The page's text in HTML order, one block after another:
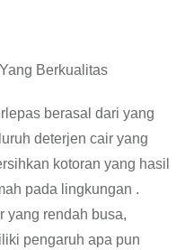
Berkualitas
berasal dari yang
deterjen cair yang
kotoran yang hasil
pada lingkungan .
yang rendah busa,
pengaruh apa pun